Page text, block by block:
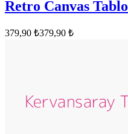
Retro Canvas Tablo
379,90 ₺379,90 ₺